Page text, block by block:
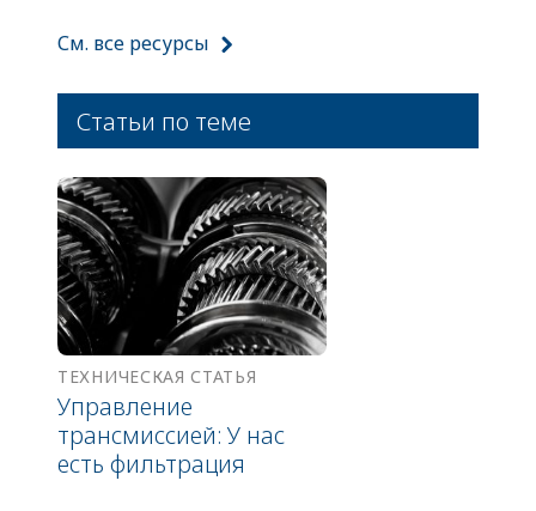
См. все ресурсы
Статьи по теме
ТЕХНИЧЕСКАЯ СТАТЬЯ
Управление
трансмиссией: У нас
есть фильтрация